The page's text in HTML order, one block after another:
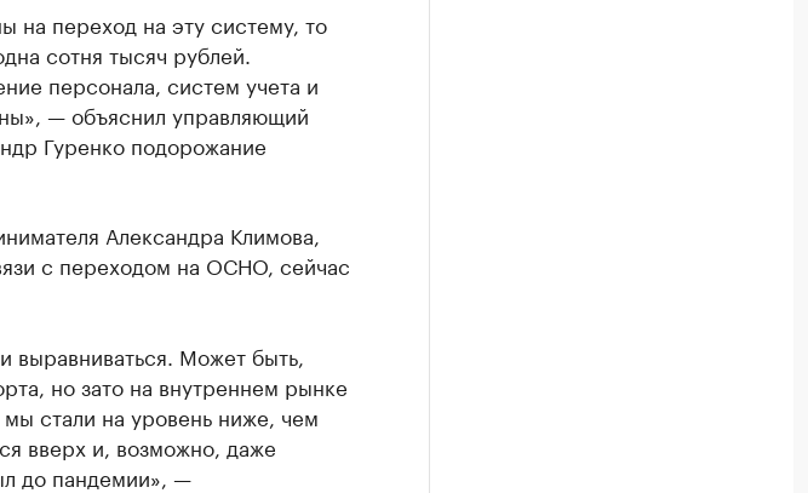
на переход на эту систему, то
сотня тысяч рублей.
персонала, систем учета и
— объяснил управляющий
Гуренко подорожание
Александра Климова,
с переходом на ОСНО, сейчас
выравниваться. Может быть,
но зато на внутреннем рынке
стали на уровень ниже, чем
вверх и, возможно, даже
до пандемии», —